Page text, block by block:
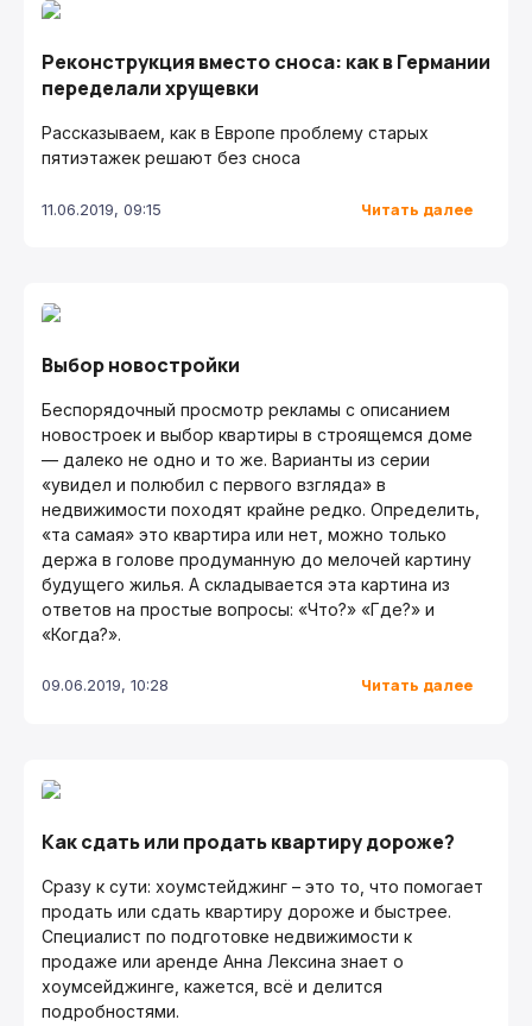
Реконструкция вместо сноса: как в Германии
переделали хрущевки
Рассказываем, как в Европе проблему старых
пятиэтажек решают без сноса
11.06.2019, 09:15 Читать далее
Выбор новостройки
Беспорядочный просмотр рекламы с описанием
новостроек и выбор квартиры в строящемся доме
— далеко не одно и то же. Варианты из серии
«увидел и полюбил с первого взгляда» в
недвижимости походят крайне редко. Определить,
«та самая» это квартира или нет, можно только
держа в голове продуманную до мелочей картину
будущего жилья. А складывается эта картина из
ответов на простые вопросы: «Что?» «Где?» и
«Когда?».
09.06.2019, 10:28 Читать далее
Как сдать или продать квартиру дороже?
Сразу к сути: хоумстейджинг – это то, что помогает
продать или сдать квартиру дороже и быстрее.
Специалист по подготовке недвижимости к
продаже или аренде Анна Лексина знает о
хоумсейджинге, кажется, всё и делится
подробностями.